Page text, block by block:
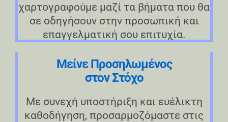
χαρτογραφούμε μαζί τα βήματα που θα
σε οδηγήσουν στην προσωπική και
επαγγελματική σου επιτυχία.
Μείνε Προσηλωμένος
στον Στόχο
Με συνεχή υποστήριξη και ευέλικτη
καθοδήγηση, προσαρμοζόμαστε στις